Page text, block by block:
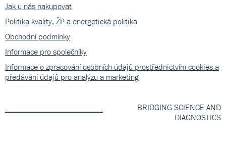
Jak u nás nakupovat
Politika kvality, ŽP a energetická politika
Obchodní podmínky
Informace pro společníky
Informace o zpracování osobních údajů prostřednictvím cookies a
předávání údajů pro analýzu a marketing
BRIDGING SCIENCE AND
DIAGNOSTICS